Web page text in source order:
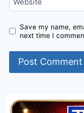
Website
Save my name,
next time I